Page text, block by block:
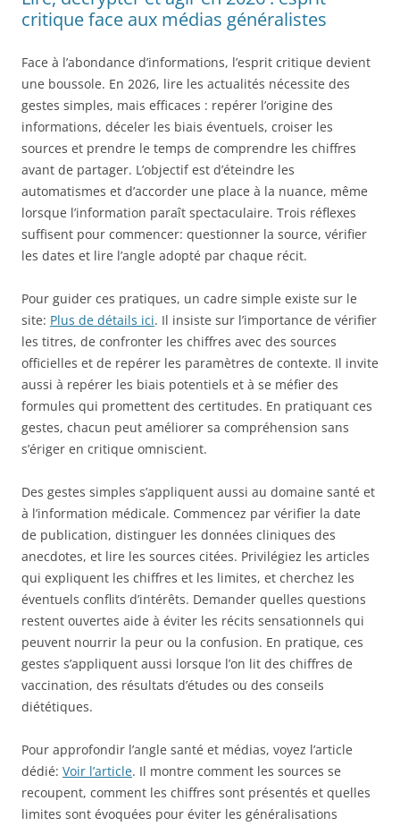
critique face aux médias généralistes
Face à l’abondance d’informations, l’esprit critique devient
une boussole. En 2026, lire les actualités nécessite des
gestes simples, mais efficaces : repérer l’origine des
informations, déceler les biais éventuels, croiser les
sources et prendre le temps de comprendre les chiffres
avant de partager. L’objectif est d’éteindre les
automatismes et d’accorder une place à la nuance, même
lorsque l’information paraît spectaculaire. Trois réflexes
suffisent pour commencer: questionner la source, vérifier
les dates et lire l’angle adopté par chaque récit.
Pour guider ces pratiques, un cadre simple existe sur le
site: Plus de détails ici. Il insiste sur l’importance de vérifier
les titres, de confronter les chiffres avec des sources
officielles et de repérer les paramètres de contexte. Il invite
aussi à repérer les biais potentiels et à se méfier des
formules qui promettent des certitudes. En pratiquant ces
gestes, chacun peut améliorer sa compréhension sans
s’ériger en critique omniscient.
Des gestes simples s’appliquent aussi au domaine santé et
à l’information médicale. Commencez par vérifier la date
de publication, distinguer les données cliniques des
anecdotes, et lire les sources citées. Privilégiez les articles
qui expliquent les chiffres et les limites, et cherchez les
éventuels conflits d’intérêts. Demander quelles questions
restent ouvertes aide à éviter les récits sensationnels qui
peuvent nourrir la peur ou la confusion. En pratique, ces
gestes s’appliquent aussi lorsque l’on lit des chiffres de
vaccination, des résultats d’études ou des conseils
diététiques.
Pour approfondir l’angle santé et médias, voyez l’article
dédié: Voir l’article. Il montre comment les sources se
recoupent, comment les chiffres sont présentés et quelles
limites sont évoquées pour éviter les généralisations